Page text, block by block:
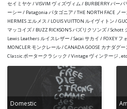
セイミヤケ / VISVIM ヴィズヴィム / BURBERRY バーバ
ーシー / Patagonia パタゴニア / THE NORTH FACE ノ
HERMES エルメス / LOUIS VUITTON ルイヴィトン /
マッコイズ / BUZZ RICKSON'S バズリクソンズ /
Lewis Leathers ルイスレザー / Sacai サカイ / FOXEY
MONCLER モンクレール / CANADA GOOSE カナダグ
Classic ポータークラシック / Vintage ヴィンテージ ,
Domestic